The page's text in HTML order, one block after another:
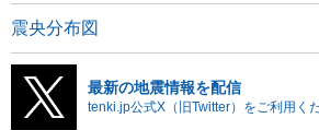
震央分布図
最新の地震情報を配信
tenki.jp公式X（旧Twitter）をご利用くだ